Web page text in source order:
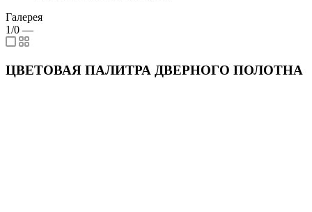
Галерея
1/0 —
ЦВЕТОВАЯ ПАЛИТРА ДВЕРНОГО ПОЛОТНА